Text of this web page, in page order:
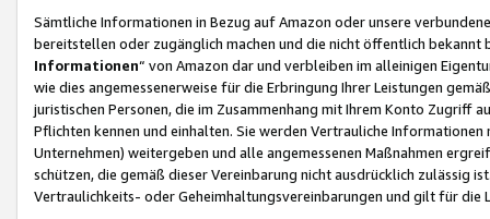
Sämtliche Informationen in Bezug auf Amazon oder unsere
bereitstellen oder zugänglich machen und die nicht öffentlich
Informationen“ von Amazon dar und verbleiben im alleinigen
wie dies angemessenerweise für die Erbringung Ihrer Leistungen
juristischen Personen, die im Zusammenhang mit Ihrem Konto
Pflichten kennen und einhalten. Sie werden Vertrauliche
Unternehmen) weitergeben und alle angemessenen Maßnahmen
schützen, die gemäß dieser Vereinbarung nicht ausdrücklich zulässig
Vertraulichkeits- oder Geheimhaltungsvereinbarungen und gilt für die